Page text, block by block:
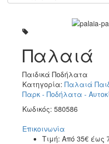
Παλαιά
Παιδικά Ποδήλατα
Κατηγορία: Παλαιά
Παρκ - Ποδήλατα -
Κωδικός: 580586
Επικοινωνία
Τιμή: Από 35€ έως